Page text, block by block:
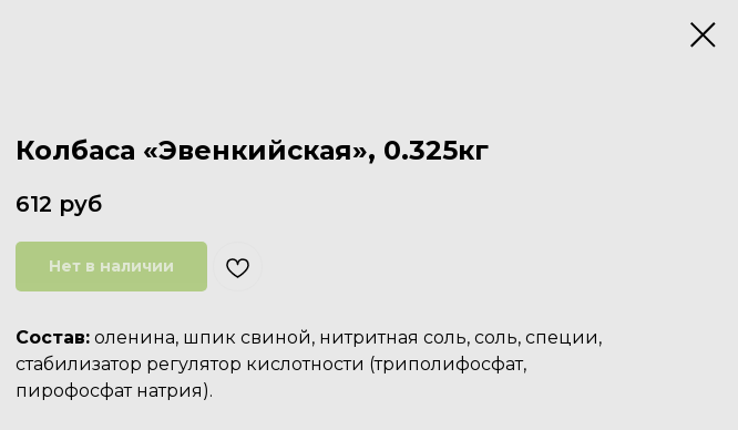
Колбаса «Эвенкийская», 0.325кг
612 руб
Нет в наличии
Состав: оленина, шпик свиной, нитритная соль, соль, специи,
стабилизатор регулятор кислотности (триполифосфат,
пирофосфат натрия).